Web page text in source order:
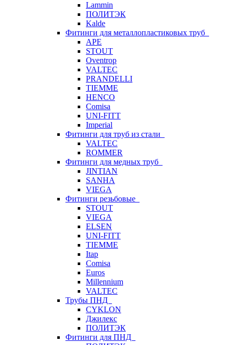
Lammin
ПОЛИТЭК
Kalde
Фитинги для металлопластиковых труб
APE
STOUT
Oventrop
VALTEC
PRANDELLI
TIEMME
HENCO
Comisa
UNI-FITT
Imperial
Фитинги для труб из стали
VALTEC
ROMMER
Фитинги для медных труб
JINTIAN
SANHA
VIEGA
Фитинги резьбовые
STOUT
VIEGA
ELSEN
UNI-FITT
TIEMME
Itap
Comisa
Euros
Millennium
VALTEC
Трубы ПНД
CYKLON
Джилекс
ПОЛИТЭК
Фитинги для ПНД